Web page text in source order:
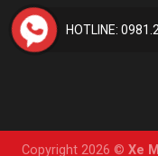
Copyright 2026 © Xe
HOTLINE: